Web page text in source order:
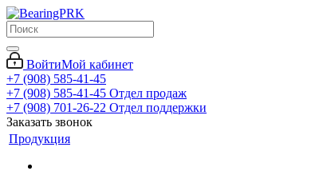
ВойтиМой кабинет
+7 (908) 585-41-45
+7 (908) 585-41-45 Отдел продаж
+7 (908) 701-26-22 Отдел поддержки
Заказать звонок
Продукция